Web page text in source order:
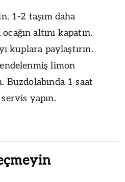
1-2 taşım daha
altını kapatın.
kuplara paylaştırın.
limon
Buzdolabında 1 saat
yapın.